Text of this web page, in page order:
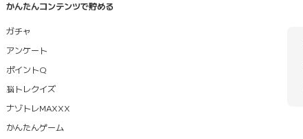
かんたんコンテンツで貯める
ガチャ
アンケート
ポイントQ
脳トレクイズ
ナゾトレMAXXX
かんたんゲーム